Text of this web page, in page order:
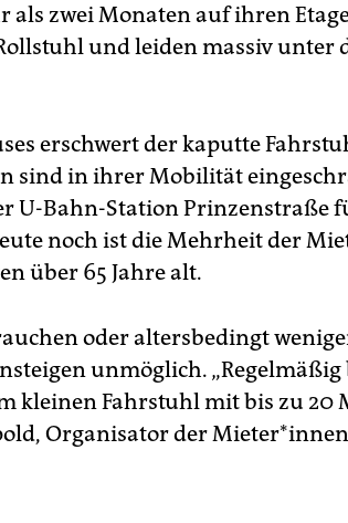
als zwei Monaten auf ihren
und leiden massiv unter
erschwert der kaputte
sind in ihrer Mobilität
U-Bahn-Station Prinzenstraße
noch ist die Mehrheit der
über 65 Jahre alt.
oder altersbedingt
unmöglich.
kleinen Fahrstuhl mit bis zu 20
Organisator der